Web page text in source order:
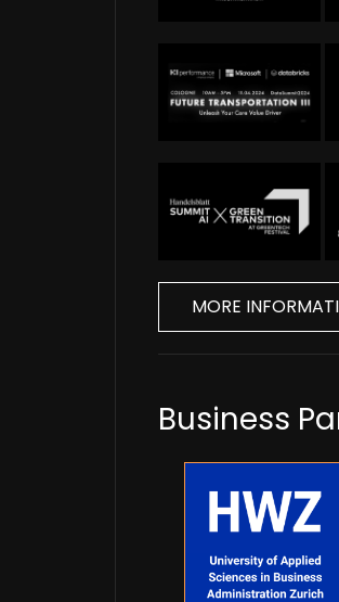
MORE
Business